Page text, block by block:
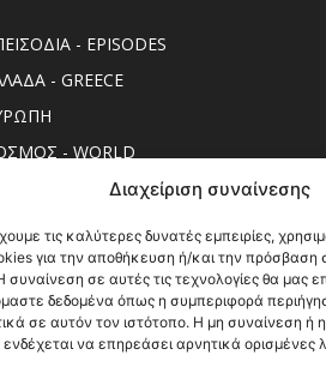
Διαχείριση συναίνεσης
τις καλύτερες δυνατές εμπειρίες,
για την αποθήκευση ή/και την πρόσβαση
σε αυτές τις τεχνολογίες θα μας
δεδομένα όπως η συμπεριφορά
σε αυτόν τον ιστότοπο. Η μη συναίνεση ή
να επηρεάσει αρνητικά ορισμένες
- EPISODES
- GREECE
- WORLD
spots
Release
ΟΔΗΓΟΙ